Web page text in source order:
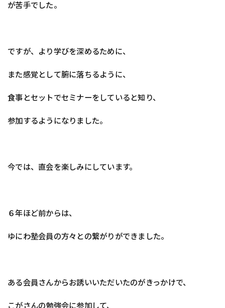
が苦手でした。
ですが、より学びを深めるために、
また感覚として腑に落ちるように、
食事とセットでセミナーをしていると知り、
参加するようになりました。
今では、直会を楽しみにしています。
６年ほど前からは、
ゆにわ塾会員の方々との繋がりができました。
ある会員さんからお誘いいただいたのがきっかけで、
こがさんの勉強会に参加して、